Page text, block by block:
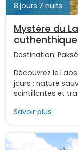
8 jours 7 nuits
Mystère du
Destination: Paksé
Découvrez le
jours : nature
scintillantes et
Savoir plus